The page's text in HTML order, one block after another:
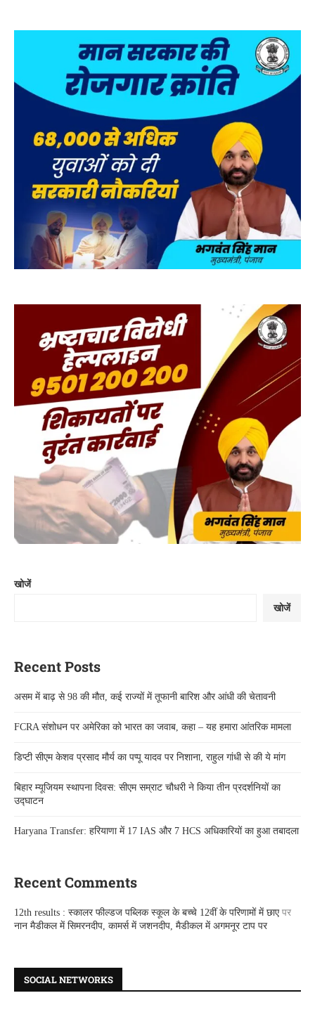
खोजें
खोजें
Recent Posts
असम में बाढ़ से 98 की मौत, कई राज्यों में तूफानी बारिश और आंधी की चेतावनी
FCRA संशोधन पर अमेरिका को भारत का जवाब, कहा – यह हमारा आंतरिक मामला
डिप्टी सीएम केशव प्रसाद मौर्य का पप्पू यादव पर निशाना, राहुल गांधी से की ये मांग
बिहार म्यूजियम स्थापना दिवस: सीएम सम्राट चौधरी ने किया तीन प्रदर्शनियों का
उद्घाटन
Haryana Transfer: हरियाणा में 17 IAS और 7 HCS अधिकारियों का हुआ तबादला
Recent Comments
12th results : स्कालर फील्डज पब्लिक स्कूल के बच्चे 12वीं के परिणामों में छाएपर
नान मैडीकल में सिमरनदीप, कामर्स में जशनदीप, मैडीकल में अगमनूर टाप पर
SOCIAL NETWORKS